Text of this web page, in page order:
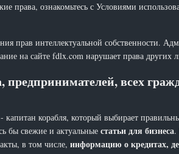
права, ознакомьтесь с Условиями
прав интеллектуальной собственности.
на сайте fdlx.com нарушает права других
предпринимателей, всех
корабля, который выбирает
бы свежие и актуальные статьи для бизнеса.
в том числе, информацию о кредитах,